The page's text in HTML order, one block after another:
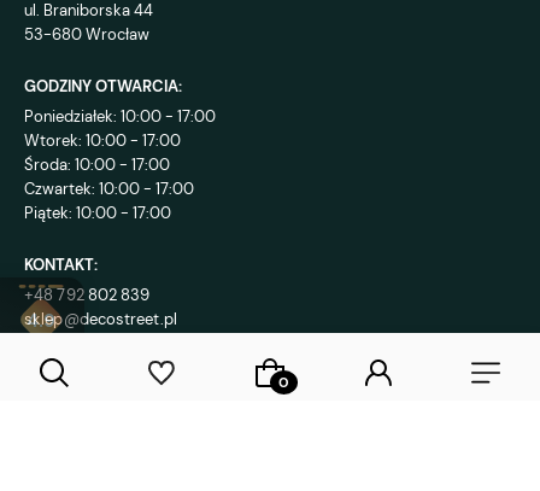
ul. Braniborska 44
53-680 Wrocław
GODZINY OTWARCIA:
Poniedziałek: 10:00 - 17:00
Wtorek: 10:00 - 17:00
Środa: 10:00 - 17:00
Czwartek: 10:00 - 17:00
Piątek: 10:00 - 17:00
KONTAKT:
+48 792 802 839
sklep@decostreet.pl
4.9
opinii